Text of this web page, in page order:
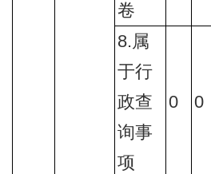
卷
8.属
于行
政查
询事
项
0 0